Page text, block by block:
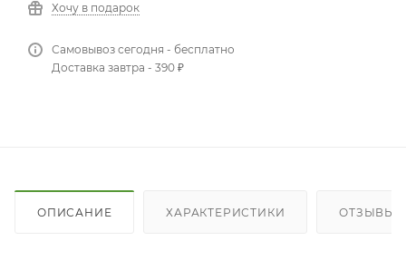
Хочу в подарок
Самовывоз сегодня - бесплатно
Доставка завтра - 390 ₽
ОПИСАНИЕ ХАРАКТЕРИСТИКИ ОТЗЫВЫ